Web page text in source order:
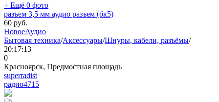
+ Ещё 0 фото
разъем 3,5 мм аудио разъем (бк5)
60 руб.
НовоеАудио
Бытовая техника/Аксессуары/Шнуры, кабели, разъёмы/
20:17:13
0
Красноярск, Предмостная площадь
superradist
радио4715